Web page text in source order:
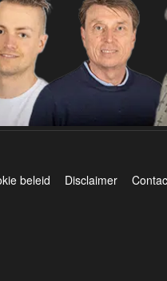
beleid Disclaimer